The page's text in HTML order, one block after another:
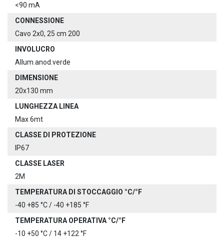
<90 mA
CONNESSIONE
Cavo 2x0, 25 cm 200
INVOLUCRO
Allum.anod.verde
DIMENSIONE
20x130 mm
LUNGHEZZA LINEA
Max 6mt
CLASSE DI PROTEZIONE
IP67
CLASSE LASER
2M
TEMPERATURA DI STOCCAGGIO °C/°F
-40 +85 °C / -40 +185 °F
TEMPERATURA OPERATIVA °C/°F
-10 +50 °C / 14 +122 °F